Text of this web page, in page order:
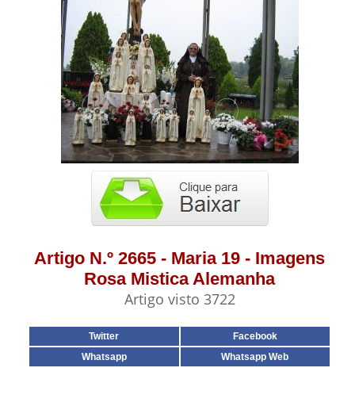
Artigo N.º 2665 - Maria 19 - Imagens
Rosa Mistica Alemanha
Artigo visto 3722
Twitter
Facebook
Whatsapp
Whatsapp Web